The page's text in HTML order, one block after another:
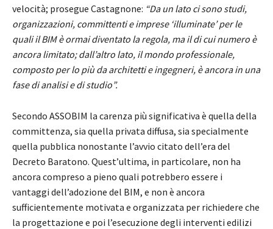
velocità; prosegue Castagnone: “Da un lato ci sono studi,
organizzazioni, committenti e imprese ‘illuminate’ per le
quali il BIM è ormai diventato la regola, ma il di cui numero è
ancora limitato; dall’altro lato, il mondo professionale,
composto per lo più da architetti e ingegneri, è ancora in una
fase di analisi e di studio”.
Secondo ASSOBIM la carenza più significativa è quella della
committenza, sia quella privata diffusa, sia specialmente
quella pubblica nonostante l’avvio citato dell’era del
Decreto Baratono. Quest’ultima, in particolare, non ha
ancora compreso a pieno quali potrebbero essere i
vantaggi dell’adozione del BIM, e non è ancora
sufficientemente motivata e organizzata per richiedere che
la progettazione e poi l’esecuzione degli interventi edilizi